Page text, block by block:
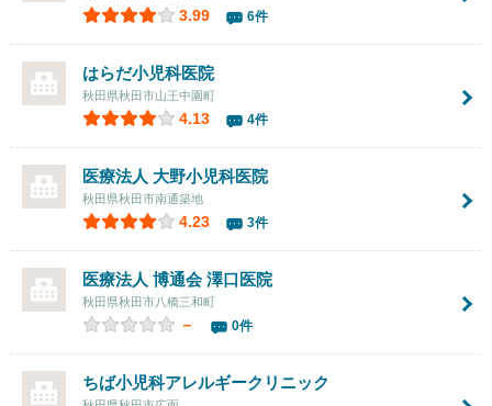
3.99 6件
はらだ小児科医院
秋田県秋田市山王中園町
4.13 4件
医療法人 大野小児科医院
秋田県秋田市南通築地
4.23 3件
医療法人 博通会澤口医院
秋田県秋田市八橋三和町
－ 0件
ちば小児科アレルギークリニック